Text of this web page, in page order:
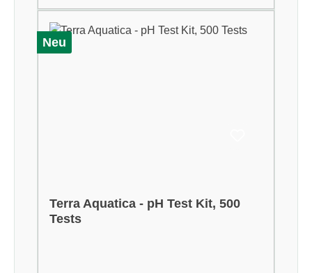
Neu
Terra Aquatica - pH Test Kit, 500
Tests